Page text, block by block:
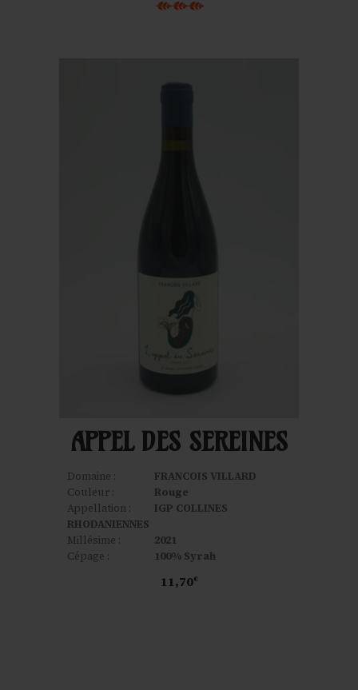
APPEL DES SEREINES
Domaine :
FRANCOIS VILLARD
Couleur :
Rouge
Appellation :
IGP COLLINES
RHODANIENNES
Millésime :
2021
Cépage :
100% Syrah
11,70€